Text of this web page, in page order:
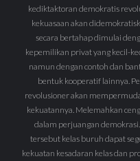
kediktaktoran demokratis
kekuasaan akan
secara bertahap dimulai
kepemilikan privat yang kecil-
namun dengan contoh dan
bentuk kooperatif lainnya.
revolusioner akan
kekuatannya. Melemahkan
dalam perjuangan
tersebut kelas buruh dapat
kekuatan kesadaran kelas dan